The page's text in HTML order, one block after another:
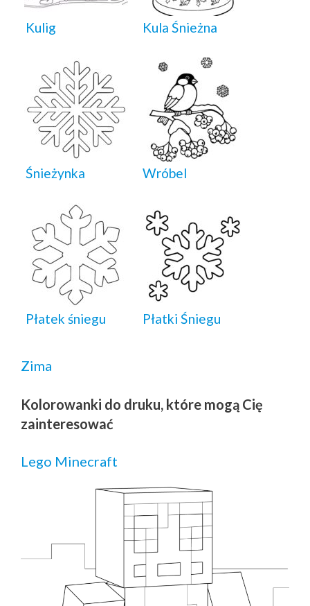
Kulig Kula Śnieżna
Śnieżynka Wróbel
Płatek śniegu Płatki Śniegu
Zima
Kolorowanki do druku, które mogą Cię
zainteresować
Lego Minecraft